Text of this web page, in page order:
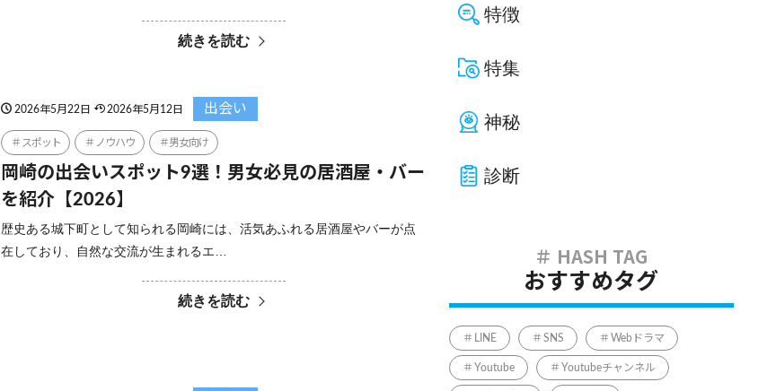
続きを読む
2026年5月22日 2026年5月12日 出会い
スポット ノウハウ 男女向け
岡崎の出会いスポット9選！男女必見の居酒屋・バー
を紹介【2026】
歴史ある城下町として知られる岡崎には、活気あふれる居酒屋やバーが点
在しており、自然な交流が生まれるエ…
続きを読む
特徴
特集
神秘
診断
おすすめタグ
LINE SNS Webドラマ
Youtube Youtubeチャンネル